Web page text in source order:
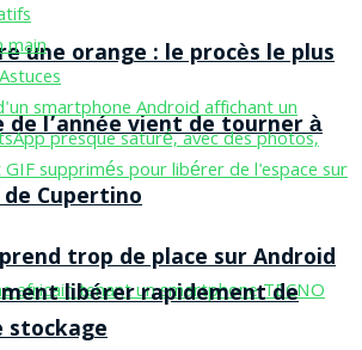
une orange : le procès le plus
de l’année vient de tourner à
Cupertino
main
trop de place sur Android
libérer rapidement de
stockage